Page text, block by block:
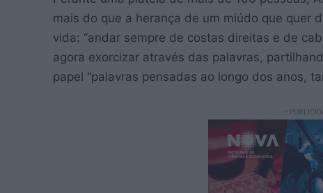
mais do que a herança de um miúdo que quer
vida: “andar sempre de costas direitas e de
agora exorcizar através das palavras,
papel “palavras pensadas ao longo dos anos,
-